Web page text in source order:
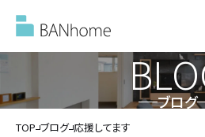
イベント情報
ブログ
TOP ブログ 応援してます